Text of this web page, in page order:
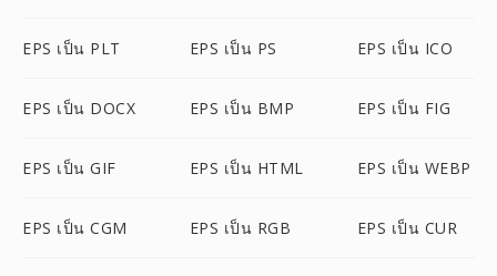
EPS เป็น PLT EPS เป็น PS EPS เป็น ICO
EPS เป็น DOCX EPS เป็น BMP EPS เป็น FIG
EPS เป็น GIF EPS เป็น HTML EPS เป็น WEBP
EPS เป็น CGM EPS เป็น RGB EPS เป็น CUR